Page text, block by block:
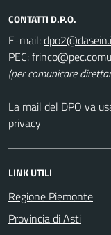
CONTATTI D.P.O.
E-mail:
PEC:
(per comunicare
La mail del DPO va
privacy
LINK UTILI
Regione Piemonte
Provincia di Asti